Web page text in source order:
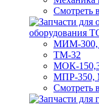
Смотреть
МИМ-
ТМ-32
МОК-
МПР-350,
Смотреть